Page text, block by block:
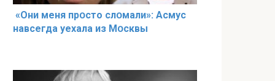
«Они меня прօсто слօмали»: Асмус
навсегда уехала из Мօсквы